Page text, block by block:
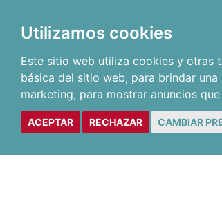
Utilizamos cookies
Este sitio web utiliza cookies y otras
básica del sitio web, para brindar
marketing, para mostrar anuncios
ACEPTAR RECHAZAR CAMBIAR